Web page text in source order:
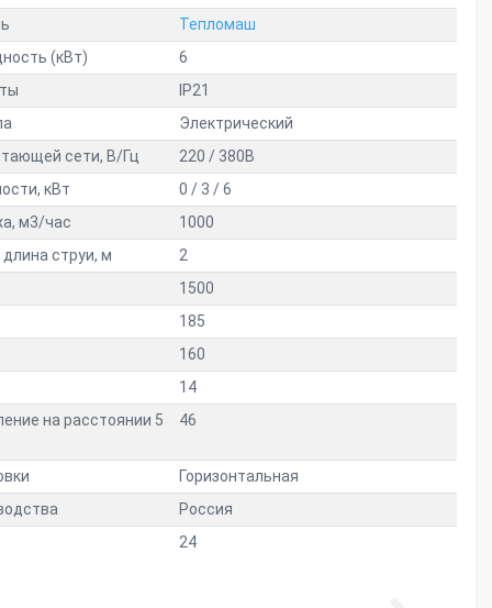
Тепломаш
(кВт)
6
IP21
Электрический
сети, В/Гц
220 / 380В
кВт
0 / 3 / 6
м3/час
1000
струи, м
2
1500
185
160
14
на расстоянии 5
46
Горизонтальная
Россия
24